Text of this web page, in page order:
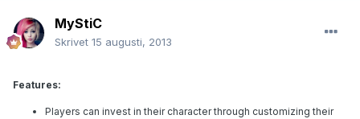
MyStiC
Skrivet 15 augusti, 2013
Features:
Players can invest in their character through customizing their